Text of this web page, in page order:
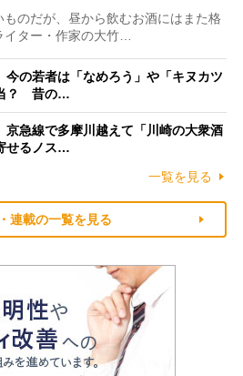
のだが、昼から飲むお酒にはまた格
ター・作家の大竹…
今の若者は「なめろう」や「キヌカツ
？ 昔の…
京急線で多摩川越えて「川崎の大衆酒
せるノス…
一覧を見る
連載の一覧を見る